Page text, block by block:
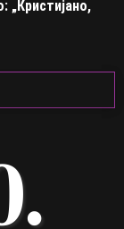
„Кристијано,